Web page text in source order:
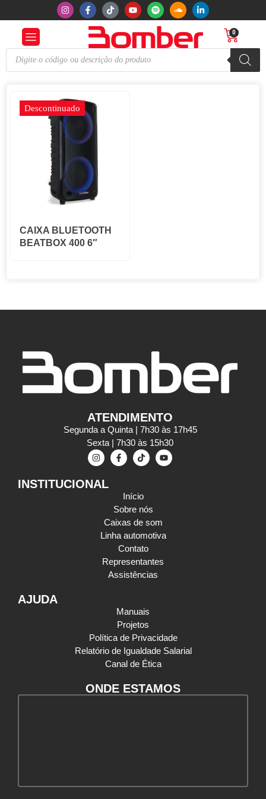
0
Descontinuado
CAIXA BLUETOOTH
BEATBOX 400 6″
ATENDIMENTO
Segunda a Quinta | 7h30 às 17h45
Sexta | 7h30 às 15h30
INSTITUCIONAL
Início
Sobre nós
Caixas de som
Linha automotiva
Contato
Representantes
Assistências
AJUDA
Manuais
Projetos
Política de Privacidade
Relatório de Igualdade Salarial
Canal de Ética
ONDE ESTAMOS